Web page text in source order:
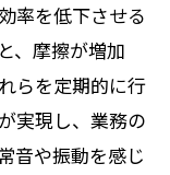
率を低下させる
、摩擦が増加
らを定期的に行
実現し、業務の
音や振動を感じ